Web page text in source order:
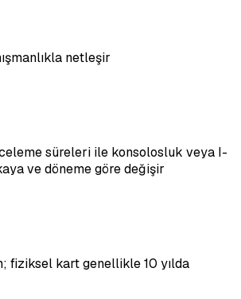
netleşir
süreleri ile konsolosluk veya I-
ve döneme göre değişir
fiziksel kart genellikle 10 yılda